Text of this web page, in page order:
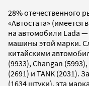
28% отечественного
«Автостата»
на автомобили Lada
машины этой марки.
китайскими
(9933), Changan
(2691) и TANK (2031).
(1634 штуки), эта